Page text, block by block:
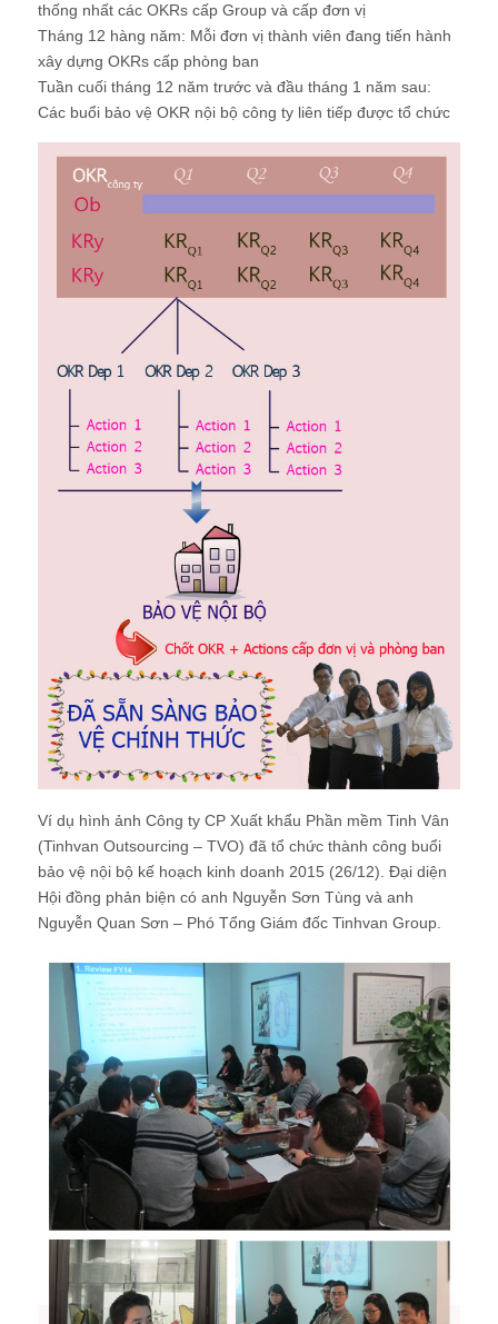
thống nhất các OKRs cấp Group và cấp đơn vị
Tháng 12 hàng năm: Mỗi đơn vị thành viên đang tiến hành
xây dựng OKRs cấp phòng ban
Tuần cuối tháng 12 năm trước và đầu tháng 1 năm sau:
Các buổi bảo vệ OKR nội bộ công ty liên tiếp được tổ chức
Ví dụ hình ảnh Công ty CP Xuất khẩu Phần mềm Tinh Vân
(Tinhvan Outsourcing – TVO) đã tổ chức thành công buổi
bảo vệ nội bộ kế hoạch kinh doanh 2015 (26/12). Đại diện
Hội đồng phản biện có anh Nguyễn Sơn Tùng và anh
Nguyễn Quan Sơn – Phó Tổng Giám đốc Tinhvan Group.